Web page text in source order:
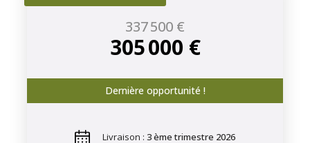
337 500 €
305 000 €
Dernière opportunité !
Livraison : 3 ème trimestre 2026